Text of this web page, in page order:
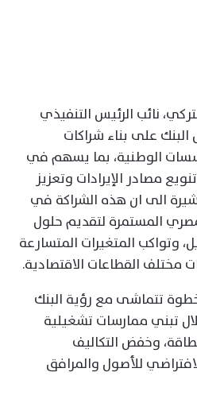
نائب الرئيس التنفيذي
على بناء شراكات
الوطنية، بما يسهم في
مصادر الإيرادات وتعزيز
الى ان هذه الشراكة في
المستمرة لتقديم حلول
وتواكب المتغيرات المتسارعة
مختلف القطاعات الاقتصادية.
تتماشى مع رؤية البنك
تبني ممارسات تشغيلية
وخفض التكاليف
للأصول والمرافق